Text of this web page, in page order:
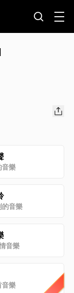
音樂
的音樂
音樂
音樂